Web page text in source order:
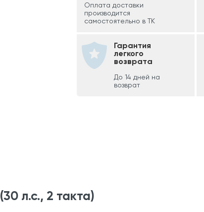
Оплата доставки
производится
самостоятельно в ТК
Гарантия
легкого
возврата
До 14 дней на
возврат
л.с., 2 такта)